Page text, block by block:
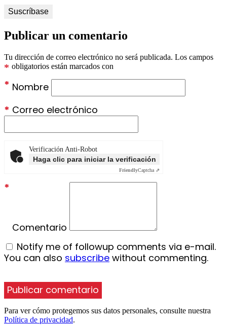
Publicar un comentario
Tu dirección de correo electrónico no será publicada. Los campos
obligatorios están marcados con
*
Nombre
*
Correo electrónico
*
Verificación Anti-Robot
Haga clic para iniciar la verificación
FriendlyCaptcha ⇗
Comentario
*
Notify me of followup comments via e-mail.
You can also subscribe without commenting.
Para ver cómo protegemos sus datos personales, consulte nuestra
Política de privacidad.